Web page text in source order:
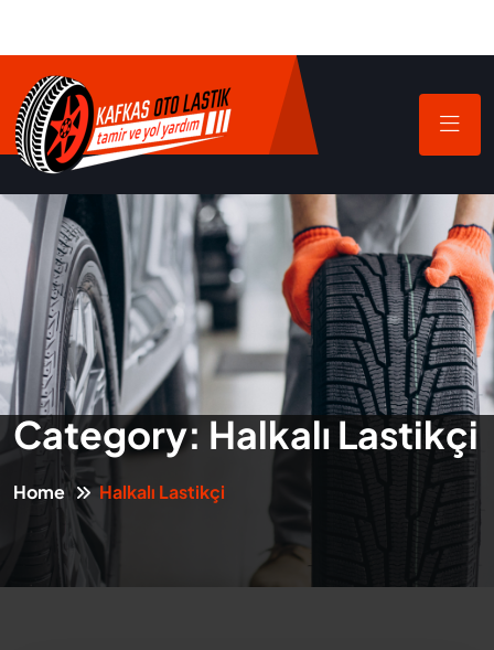
Category: Halkalı Lastikçi
Home Halkalı Lastikçi